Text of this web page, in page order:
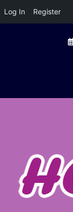
Log In Register